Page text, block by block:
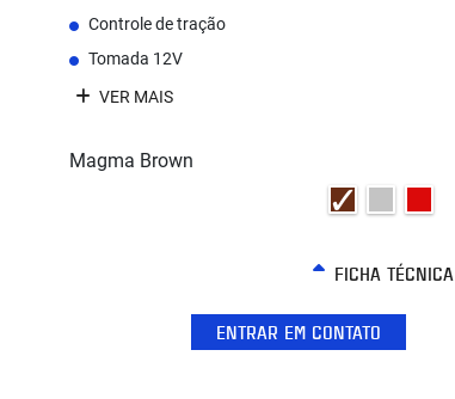
Controle de tração
Tomada 12V
VER MAIS
Magma Brown
FICHA TÉCNICA
ENTRAR EM CONTATO